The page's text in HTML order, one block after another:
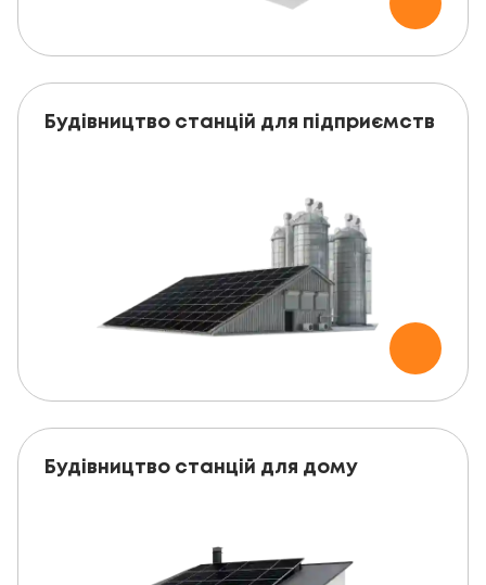
Будівництво станцій для підприємств
Будівництво станцій для дому